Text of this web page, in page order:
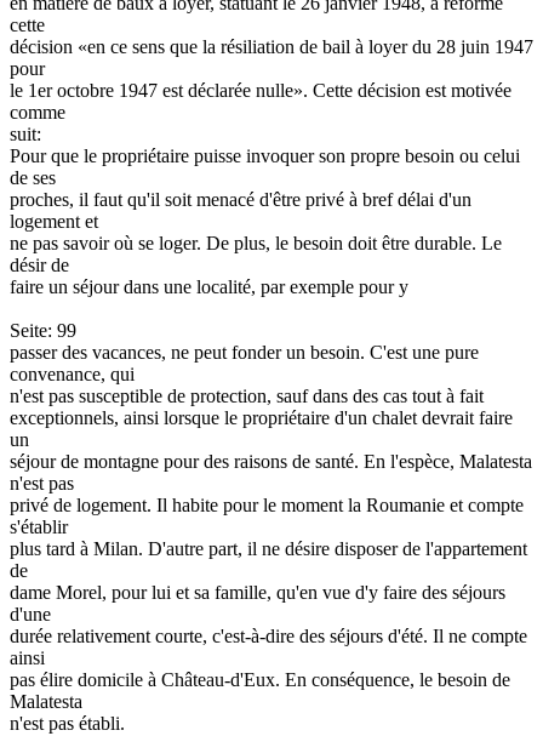
cette
décision «en ce sens que la résiliation de bail à loyer du 28 juin 1947
pour
le 1er octobre 1947 est déclarée nulle». Cette décision est motivée
comme
suit:
Pour que le propriétaire puisse invoquer son propre besoin ou celui
de ses
proches, il faut qu'il soit menacé d'être privé à bref délai d'un
logement et
ne pas savoir où se loger. De plus, le besoin doit être durable. Le
désir de
faire un séjour dans une localité, par exemple pour y
Seite: 99
passer des vacances, ne peut fonder un besoin. C'est une pure
convenance, qui
n'est pas susceptible de protection, sauf dans des cas tout à fait
exceptionnels, ainsi lorsque le propriétaire d'un chalet devrait faire
un
séjour de montagne pour des raisons de santé. En l'espèce, Malatesta
n'est pas
privé de logement. Il habite pour le moment la Roumanie et compte
s'établir
plus tard à Milan. D'autre part, il ne désire disposer de l'appartement
de
dame Morel, pour lui et sa famille, qu'en vue d'y faire des séjours
d'une
durée relativement courte, c'est-à-dire des séjours d'été. Il ne compte
ainsi
pas élire domicile à Château-d'Eux. En conséquence, le besoin de
Malatesta
n'est pas établi.